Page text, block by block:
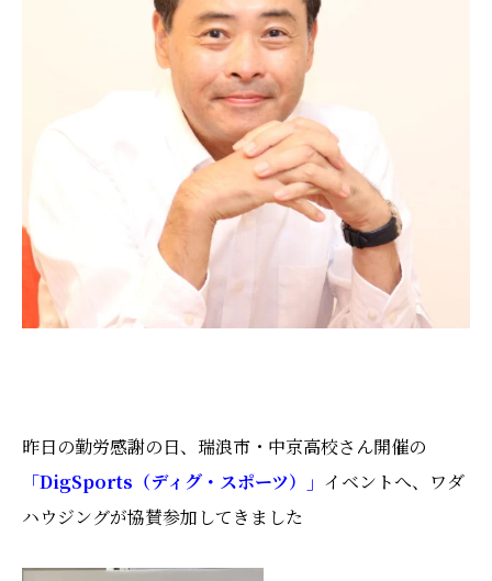
昨日の勤労感謝の日、瑞浪市・中京高校さん開催の
「DigSports（ディグ・スポーツ）」 イベントへ、ワダ
ハウジングが協賛参加してきました